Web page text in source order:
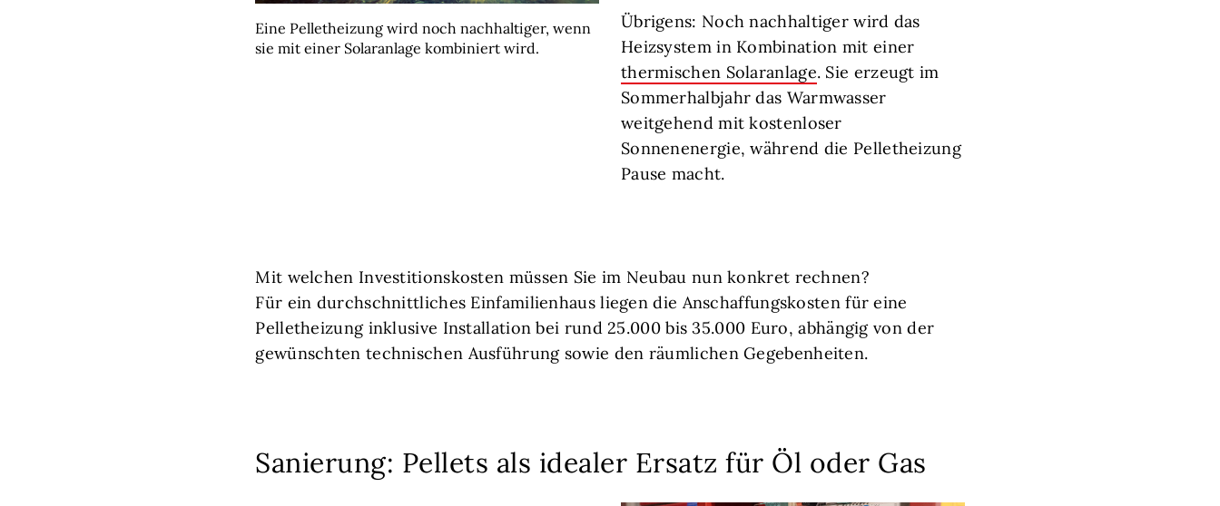
Eine Pelletheizung wird noch nachhaltiger, wenn
sie mit einer Solaranlage kombiniert wird.
Übrigens: Noch nachhaltiger wird das
Heizsystem in Kombination mit einer
thermischen Solaranlage. Sie erzeugt im
Sommerhalbjahr das Warmwasser
weitgehend mit kostenloser
Sonnenenergie, während die Pelletheizung
Pause macht.
Mit welchen Investitionskosten müssen Sie im Neubau nun konkret rechnen?
Für ein durchschnittliches Einfamilienhaus liegen die Anschaffungskosten für eine
Pelletheizung inklusive Installation bei rund 25.000 bis 35.000 Euro, abhängig von der
gewünschten technischen Ausführung sowie den räumlichen Gegebenheiten.
Sanierung: Pellets als idealer Ersatz für Öl oder Gas